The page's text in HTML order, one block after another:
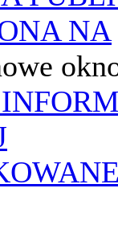
NA